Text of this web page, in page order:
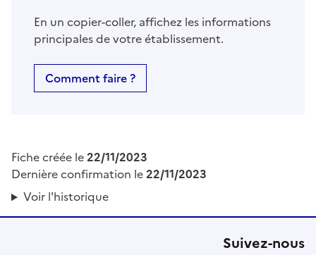
En un copier-coller, affichez les informations
principales de votre établissement.
Comment faire ?
Fiche créée le22/11/2023
Dernière confirmation le22/11/2023
Voir l'historique
Suivez-nous